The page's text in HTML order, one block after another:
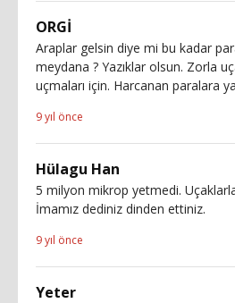
ORGİ
Araplar gelsin diye mi bu kadar
meydana ? Yazıklar olsun. Zorla
uçmaları için. Harcanan paralara
9 yıl önce
Hülagu Han
5 milyon mikrop yetmedi.
İmamız dediniz dinden ettiniz.
9 yıl önce
Yeter